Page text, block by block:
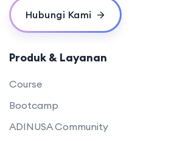
Hubungi Kami
Produk & Layanan
Course
Bootcamp
ADINUSA Community